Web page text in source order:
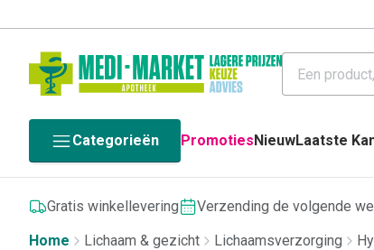
Categorieën PromotiesNieuwLaatste
Gratis winkellevering Verzending de volgende
Home
Lichaam & gezicht Lichaamsverzorging